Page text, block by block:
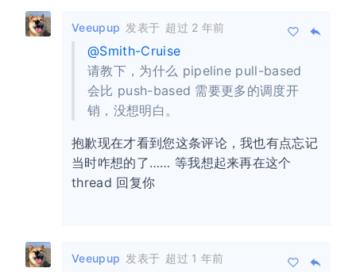
Veeupup 发表于 超过 2 年前
@Smith-Cruise
请教下，为什么 pipeline pull-based
会比 push-based 需要更多的调度开
销，没想明白。
抱歉现在才看到您这条评论，我也有点忘记
当时咋想的了…… 等我想起来再在这个
thread 回复你
Veeupup 发表于 超过 1 年前